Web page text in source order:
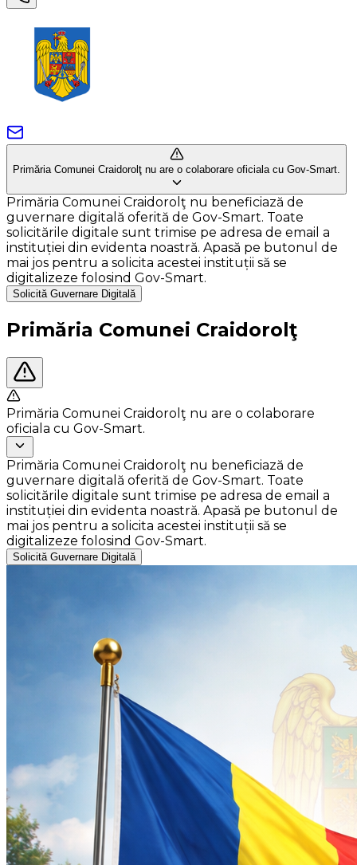
Primăria Comunei Craidorolţ nu are o colaborare oficiala cu Gov-Smart.
Primăria Comunei Craidorolţ nu beneficiază de
guvernare digitală oferită de Gov-Smart. Toate
solicitările digitale sunt trimise pe adresa de email a
instituției din evidenta noastră. Apasă pe butonul de
mai jos pentru a solicita acestei instituții să se
digitalizeze folosind Gov-Smart.
Solicită Guvernare Digitală
Primăria Comunei Craidorolţ
Primăria Comunei Craidorolţ nu are o colaborare
oficiala cu Gov-Smart.
Primăria Comunei Craidorolţ nu beneficiază de
guvernare digitală oferită de Gov-Smart. Toate
solicitările digitale sunt trimise pe adresa de email a
instituției din evidenta noastră. Apasă pe butonul de
mai jos pentru a solicita acestei instituții să se
digitalizeze folosind Gov-Smart.
Solicită Guvernare Digitală